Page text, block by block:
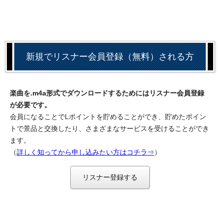
新規でリスナー会員登録（無料）される方
楽曲を.m4a形式でダウンロードするためにはリスナー会員登録
が必要です。
会員になることでLポイントを貯めることができ、貯めたポイン
トで景品と交換したり、さまざまなサービスを受けることができ
ます。
（詳しく知ってから申し込みたい方はコチラ⇒）
リスナー登録する